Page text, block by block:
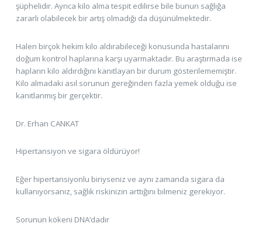
şüphelidir. Ayrıca kilo alma tespit edilirse bile bunun sağlığa
zararlı olabilecek bir artış olmadığı da düşünülmektedir.
Halen birçok hekim kilo aldırabileceği konusunda hastalarını
doğum kontrol haplarına karşı uyarmaktadır. Bu araştırmada ise
hapların kilo aldırdığını kanıtlayan bir durum gösterilememiştir.
Kilo almadaki asıl sorunun gereğinden fazla yemek olduğu ise
kanıtlanmış bir gerçektir.
Dr. Erhan CANKAT
Hipertansiyon ve sigara öldürüyor!
Eğer hipertansiyonlu biriyseniz ve aynı zamanda sigara da
kullanıyorsanız, sağlık riskinizin arttığını bilmeniz gerekiyor.
Sorunun kökeni DNA’dadır